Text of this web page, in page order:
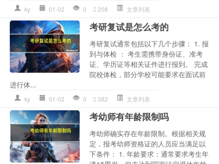
ky 01-02 0 208 文章列表
考研复试是怎么考的
考研复试通常包括以下几个步骤： 1. 报
到与体检 ： 考生需携带身份证、准考
证、学历证等相关证件进行报到。 完成
院校体检，部分学校可能要求在面试前
进行体...
ky 01-02 0 382 文章列表
考幼师有年龄限制吗
考幼师确实存在年龄限制。根据相关规
定，报考幼师资格证的人员应当满足以
下条件： 1. 年龄要求：通常要求考生年